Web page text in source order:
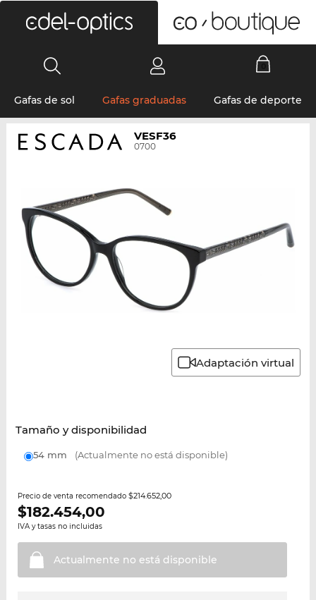
Gafas de sol Gafas graduadas Gafas de deporte
VESF36
0700
Adaptación virtual
Tamaño y disponibilidad
54 mm (Actualmente no está disponible)
Precio de venta recomendado $214.652,00
$182.454,00
IVA y tasas no incluidas
Actualmente no está disponible